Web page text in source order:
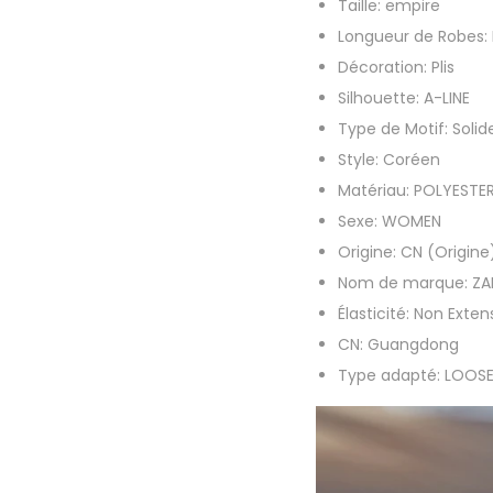
Taille: empire
Longueur de Robes:
Décoration: Plis
Silhouette: A-LINE
Type de Motif:
Style: Coréen
Matériau: POLYESTER
Sexe: WOMEN
Origine: CN
Nom de marque:
Élasticité: Non
CN: Guangdong
Type adapté: LOOSE